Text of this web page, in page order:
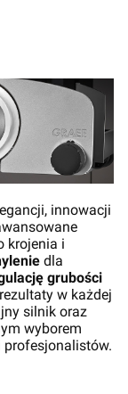
innowacji
krojenia i
dla
grubości
w każdej
silnik oraz
wyborem